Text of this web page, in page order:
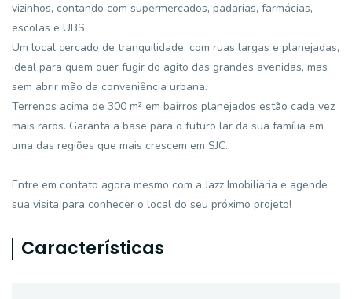
vizinhos, contando com supermercados, padarias, farmácias,
escolas e UBS.
Um local cercado de tranquilidade, com ruas largas e planejadas,
ideal para quem quer fugir do agito das grandes avenidas, mas
sem abrir mão da conveniência urbana.
Terrenos acima de 300 m² em bairros planejados estão cada vez
mais raros. Garanta a base para o futuro lar da sua família em
uma das regiões que mais crescem em SJC.
Entre em contato agora mesmo com a Jazz Imobiliária e agende
sua visita para conhecer o local do seu próximo projeto!
Características